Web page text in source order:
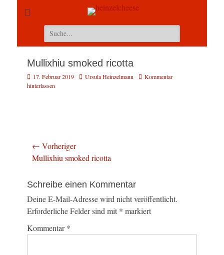
nach:
Mullixhiu smoked ricotta
Veröffentlicht
am
17. Februar 2019 AutorUrsula Heinzelmann
Kommentar
hinterlassen
Beitragsnavigation
← Vorheriger
Vorheriger
Mullixhiu smoked ricotta
Schreibe einen Kommentar
Deine E-Mail-Adresse wird nicht veröffentlicht.
Erforderliche Felder sind mit * markiert
Kommentar*